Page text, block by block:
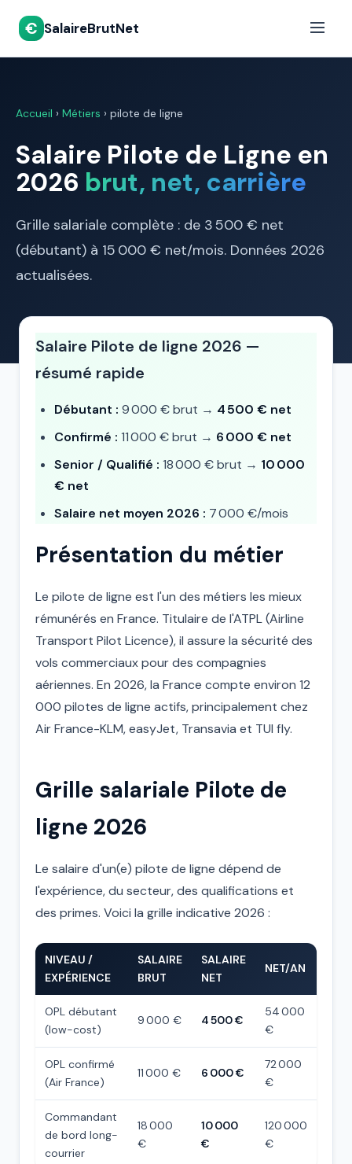
€ SalaireBrutNet
Accueil › Métiers › pilote de ligne
Salaire Pilote de Ligne en
2026 brut, net, carrière
Grille salariale complète : de 3 500 € net
(débutant) à 15 000 € net/mois. Données 2026
actualisées.
Salaire Pilote de ligne 2026 —
résumé rapide
Débutant : 9 000 € brut → 4 500 € net
Confirmé : 11 000 € brut → 6 000 € net
Senior / Qualifié : 18 000 € brut → 10 000
€ net
Salaire net moyen 2026 : 7 000 €/mois
Présentation du métier
Le pilote de ligne est l'un des métiers les mieux
rémunérés en France. Titulaire de l'ATPL (Airline
Transport Pilot Licence), il assure la sécurité des
vols commerciaux pour des compagnies
aériennes. En 2026, la France compte environ 12
000 pilotes de ligne actifs, principalement chez
Air France-KLM, easyJet, Transavia et TUI fly.
Grille salariale Pilote de
ligne 2026
Le salaire d'un(e) pilote de ligne dépend de
l'expérience, du secteur, des qualifications et
des primes. Voici la grille indicative 2026 :
NIVEAU /
EXPÉRIENCE
SALAIRE
BRUT
SALAIRE
NET
NET/AN
OPL débutant
(low-cost)
9 000 € 4 500 €
54 000
€
OPL confirmé
(Air France)
11 000 € 6 000 €
72 000
€
Commandant
de bord long-
courrier
18 000
€
10 000
€
120 000
€